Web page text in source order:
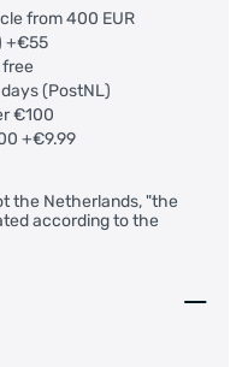
from 400 EUR
+€55
(PostNL)
€100
+€9.99
the Netherlands, "the
according to the